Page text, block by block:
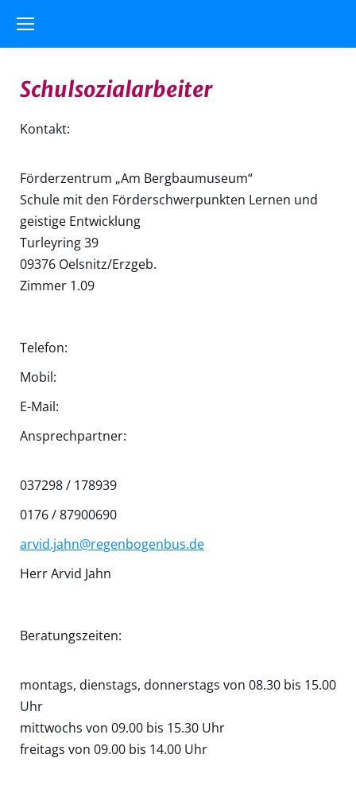
Schulsozialarbeiter
Kontakt:
Förderzentrum „Am Bergbaumuseum“
Schule mit den Förderschwerpunkten Lernen und
geistige Entwicklung
Turleyring 39
09376 Oelsnitz/Erzgeb.
Zimmer 1.09
Telefon:
Mobil:
E-Mail:
Ansprechpartner:
037298 / 178939
0176 / 87900690
arvid.jahn@regenbogenbus.de
Herr Arvid Jahn
Beratungszeiten:
montags, dienstags, donnerstags von 08.30 bis 15.00
Uhr
mittwochs von 09.00 bis 15.30 Uhr
freitags von 09.00 bis 14.00 Uhr